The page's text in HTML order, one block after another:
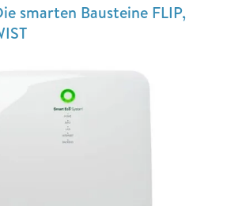
smarten Bausteine FLIP,